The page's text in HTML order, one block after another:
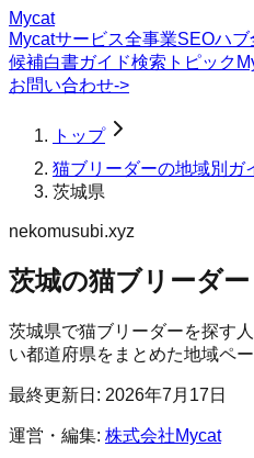
Mycat
Mycatサービス全事業SEOハブ
候補白書ガイド検索トピック
お問い合わせ->
トップ
猫ブリーダーの地域別ガ
茨城県
nekomusubi.xyz
茨城の猫ブリーダー
茨城県で猫ブリーダーを探す
い都道府県をまとめた地域ペー
最終更新日: 2026年7月17日
運営・編集: 株式会社Mycat